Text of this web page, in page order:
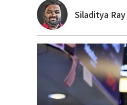
Siladitya